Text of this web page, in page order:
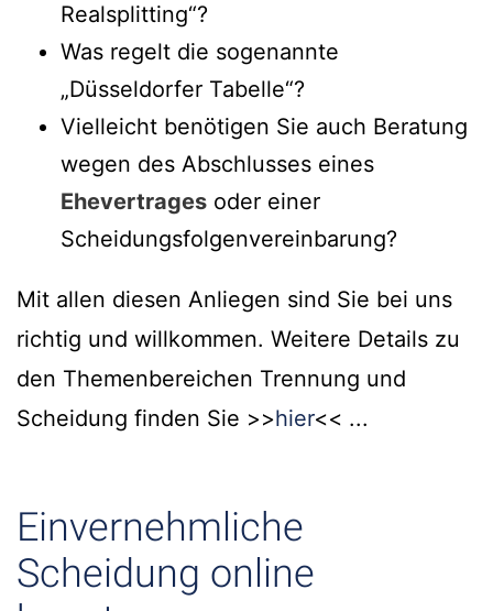
Realsplitting“?
Was regelt die sogenannte
„Düsseldorfer Tabelle“?
Vielleicht benötigen Sie auch Beratung
wegen des Abschlusses eines
Ehevertrages oder einer
Scheidungsfolgenvereinbarung?
Mit allen diesen Anliegen sind Sie bei uns
richtig und willkommen. Weitere Details zu
den Themenbereichen Trennung und
Scheidung finden Sie >>hier<< ...
Einvernehmliche
Scheidung online